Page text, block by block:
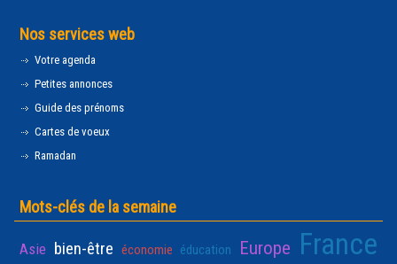
Nos services web
Votre agenda
Petites annonces
Guide des prénoms
Cartes de voeux
Ramadan
Mots-clés de la semaine
Asie bien-être économie éducation Europe France